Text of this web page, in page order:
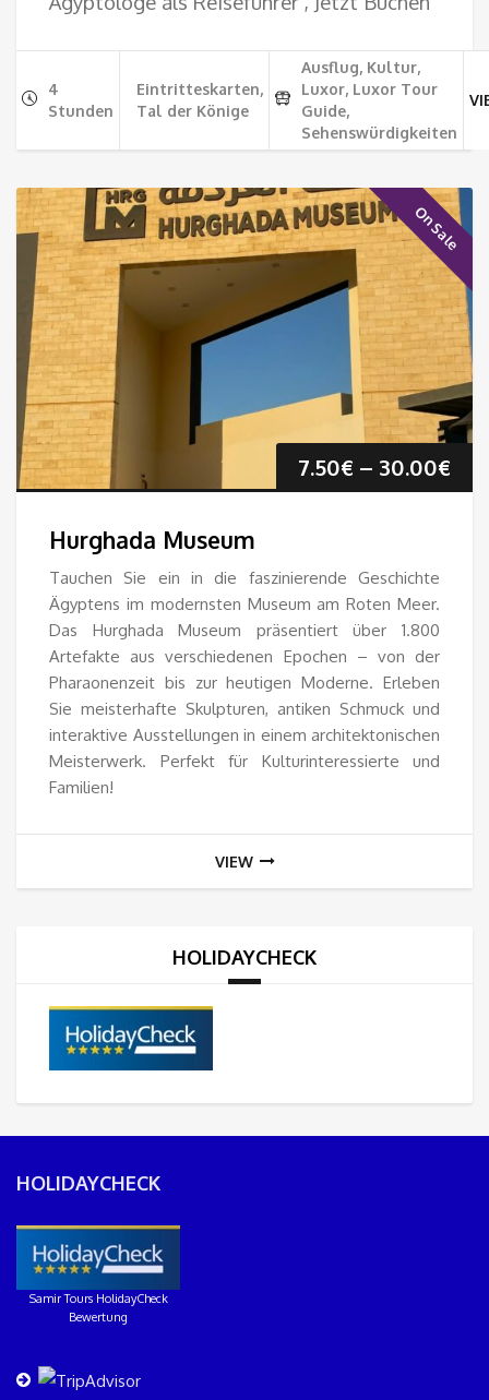
4
Stunden
Eintritteskarten,
Tal der Könige
Ausflug, Kultur,
Luxor, Luxor Tour
Guide,
Sehenswürdigkeiten
On Sale
7.50€ – 30.00€
Hurghada Museum
Tauchen Sie ein in die faszinierende Geschichte
Ägyptens im modernsten Museum am Roten Meer.
Das Hurghada Museum präsentiert über 1.800
Artefakte aus verschiedenen Epochen – von der
Pharaonenzeit bis zur heutigen Moderne. Erleben
Sie meisterhafte Skulpturen, antiken Schmuck und
interaktive Ausstellungen in einem architektonischen
Meisterwerk. Perfekt für Kulturinteressierte und
Familien!
VIEW
HOLIDAYCHECK
HOLIDAYCHECK
Samir Tours HolidayCheck
Bewertung